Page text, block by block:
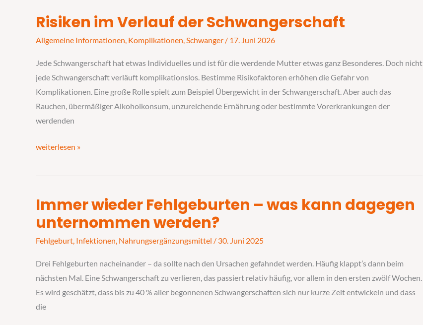
Risiken im Verlauf der Schwangerschaft
Allgemeine Informationen, Komplikationen,Schwanger / 17. Juni 2026
Jede Schwangerschaft hat etwas Individuelles und ist für die werdende Mutter etwas ganz Besonderes. Doch nicht
jede Schwangerschaft verläuft komplikationslos. Bestimme Risikofaktoren erhöhen die Gefahr von
Komplikationen. Eine große Rolle spielt zum Beispiel Übergewicht in der Schwangerschaft. Aber auch das
Rauchen, übermäßiger Alkoholkonsum, unzureichende Ernährung oder bestimmte Vorerkrankungen der
werdenden
Risiken
der
Schwangerschaft
weiterlesen »
Immer wieder Fehlgeburten – was kann dagegen
unternommen werden?
Fehlgeburt, Infektionen, Nahrungsergänzungsmittel / 30. Juni 2025
Drei Fehlgeburten nacheinander – da sollte nach den Ursachen gefahndet werden. Häufig klappt’s dann beim
nächsten Mal. Eine Schwangerschaft zu verlieren, das passiert relativ häufig, vor allem in den ersten zwölf Wochen.
Es wird geschätzt, dass bis zu 40 % aller begonnenen Schwangerschaften sich nur kurze Zeit entwickeln und dass
die
Immer
wieder
–
was
kann
dagegen
unternommen